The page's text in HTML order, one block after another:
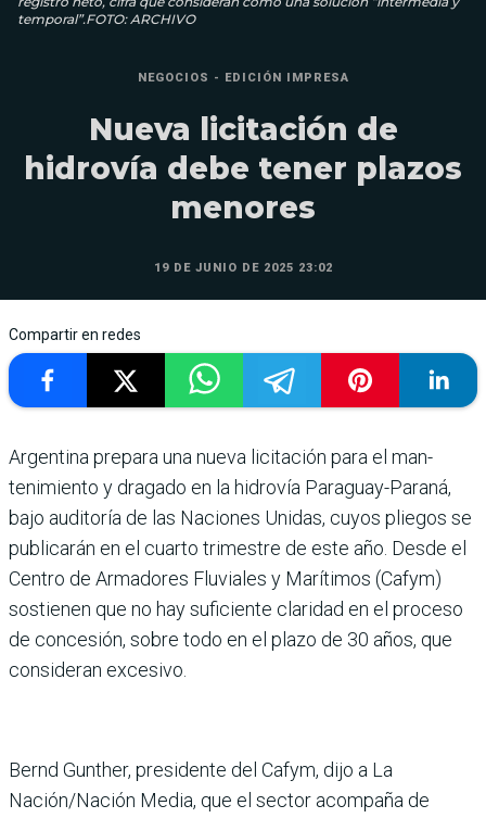
temporal”.FOTO: ARCHIVO
NEGOCIOS - EDICIÓN IMPRESA
Nueva licitación de
hidrovía debe tener plazos
menores
19 DE JUNIO DE 2025 23:02
Compartir en redes
Argentina prepara una nueva licita­ción para el man­
tenimiento y dragado en la hidrovía Paraguay-Paraná,
bajo auditoría de las Nacio­nes Unidas, cuyos pliegos se
publicarán en el cuarto tri­mestre de este año. Desde el
Centro de Armadores Fluvia­les y Marítimos (Cafym)
sos­tienen que no hay suficiente claridad en el proceso
de con­cesión, sobre todo en el plazo de 30 años, que
consideran excesivo.
Bernd Gunther, presidente del Cafym, dijo a La
Nación/Nación Media, que el sector acompaña de